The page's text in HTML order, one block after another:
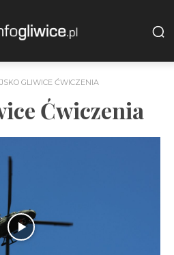
GLIWICE ĆWICZENIA
Ćwiczenia